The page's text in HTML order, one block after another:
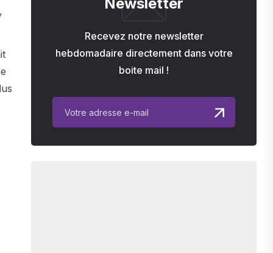
Recevez notre newsletter
hebdomadaire directement dans votre
boite mail !